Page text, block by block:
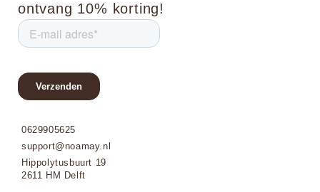
ontvang 10% korting!
0629905625
support@noamay.nl
Hippolytusbuurt 19
2611 HM Delft